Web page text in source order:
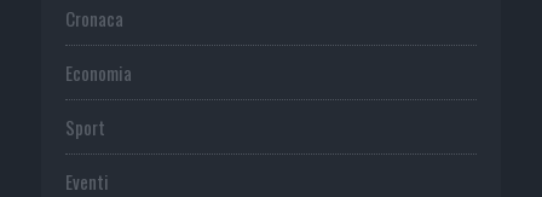
Cronaca
Economia
Sport
Eventi